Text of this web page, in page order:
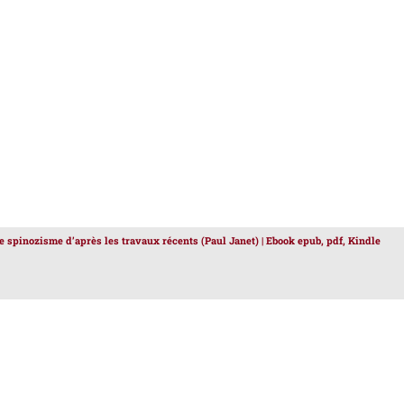
spinozisme d’après les travaux récents (Paul Janet) | Ebook epub, pdf, Kindle